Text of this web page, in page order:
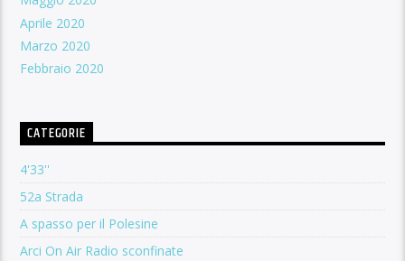
Aprile 2020
Marzo 2020
Febbraio 2020
CATEGORIE
4'33''
52a Strada
A spasso per il Polesine
Arci On Air Radio sconfinate